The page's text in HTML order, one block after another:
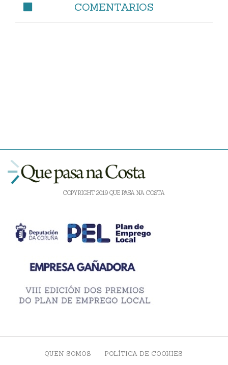
COMENTARIOS
COPYRIGHT 2019 QUE PASA NA COSTA
QUEN SOMOS
POLÍTICA DE COOKIES